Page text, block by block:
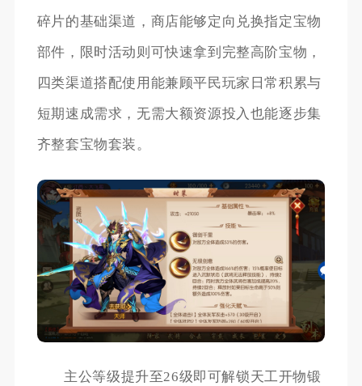
碎片的基础渠道，商店能够定向兑换指定宝物
部件，限时活动则可快速拿到完整高阶宝物，
四类渠道搭配使用能兼顾平民玩家日常积累与
短期速成需求，无需大额资源投入也能逐步集
齐整套宝物套装。
主公等级提升至26级即可解锁天工开物锻